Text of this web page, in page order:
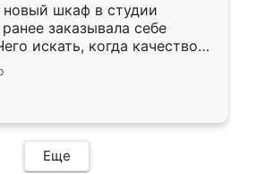
новый шкаф в студии
заказывала себе
искать, когда качеством
Служит кухня уже почти
нет.
Еще